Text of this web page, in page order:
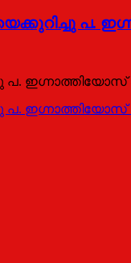
പ.
പ.